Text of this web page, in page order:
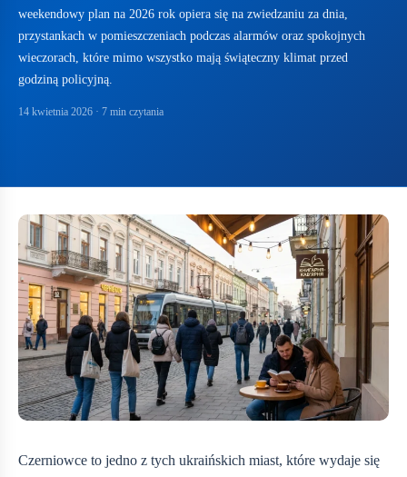
weekendowy plan na 2026 rok opiera się na zwiedzaniu za dnia,
przystankach w pomieszczeniach podczas alarmów oraz spokojnych
wieczorach, które mimo wszystko mają świąteczny klimat przed
godziną policyjną.
14 kwietnia 2026 · 7 min czytania
Czerniowce to jedno z tych ukraińskich miast, które wydaje się